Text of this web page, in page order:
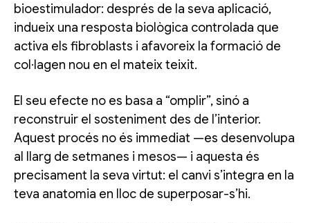
bioestimulador: després de la seva aplicació,
indueix una resposta biològica controlada que
activa els fibroblasts i afavoreix la formació de
col·lagen nou en el mateix teixit.
El seu efecte no es basa a “omplir”, sinó a
reconstruir el sosteniment des de l’interior.
Aquest procés no és immediat —es desenvolupa
al llarg de setmanes i mesos— i aquesta és
precisament la seva virtut: el canvi s’integra en la
teva anatomia en lloc de superposar-s’hi.